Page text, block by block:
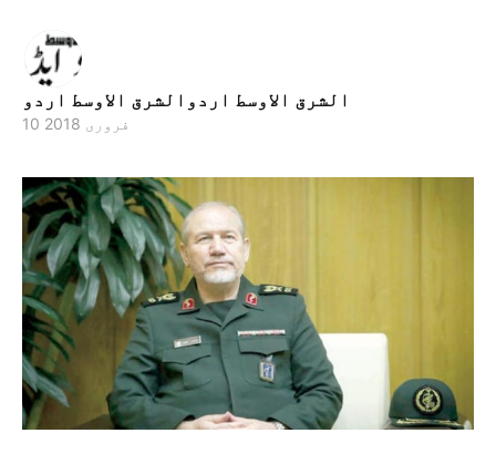
الشرق الاوسط اردوالشرق الاوسط اردو
10 فروری 2018